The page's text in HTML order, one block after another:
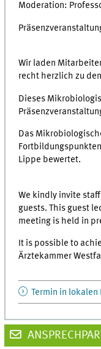
Moderation:
Wir laden
recht herzlich zu
Dieses
Das
Lippe bewertet.
We kindly invite
guests. This guest
meeting is held in
It is possible to
Ärztekammer
Termin in